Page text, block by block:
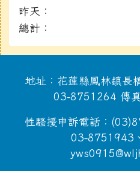
昨天：
總計：
地址：花蓮縣鳳林鎮長
03-8751264 傳
性騷擾申訴電話：
03-8751943